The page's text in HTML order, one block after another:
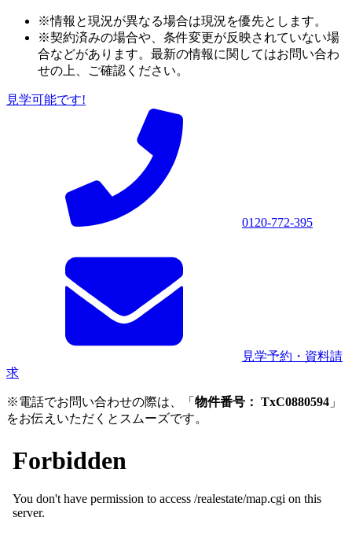
※情報と現況が異なる場合は現況を優先とします。
※契約済みの場合や、条件変更が反映されていない場
合などがあります。最新の情報に関してはお問い合わ
せの上、ご確認ください。
見学可能です!
0120-772-395
見学予約・資料請
求
※電話でお問い合わせの際は、「 物件番号： TxC0880594 」
をお伝えいただくとスムーズです。